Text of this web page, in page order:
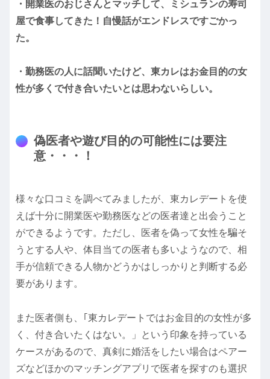
・開業医のおじさんとマッチして、ミシュランの寿司
屋で食事してきた！自慢話がエンドレスですごかっ
た。
・勤務医の人に話聞いたけど、東カレはお金目的の女
性が多くで付き合いたいとは思わないらしい。
偽医者や遊び目的の可能性には要注
意・・・！
様々な口コミを調べてみましたが、東カレデートを使
えば十分に開業医や勤務医などの医者達と出会うこと
ができるようです。ただし、医者を偽って女性を騙そ
うとする人や、体目当ての医者も多いようなので、相
手が信頼できる人物かどうかはしっかりと判断する必
要があります。
また医者側も、｢東カレデートではお金目的の女性が多
く、付き合いたくはない。」という印象を持っている
ケースがあるので、真剣に婚活をしたい場合はペアー
ズなどほかのマッチングアプリで医者を探すのも選択